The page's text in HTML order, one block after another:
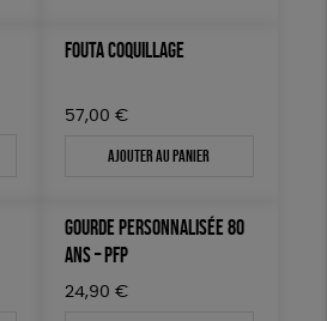
FOUTA COQUILLAGE
57,00 €
Ajouter au panier
GOURDE PERSONNALISÉE 80
ANS – PFP
24,90 €